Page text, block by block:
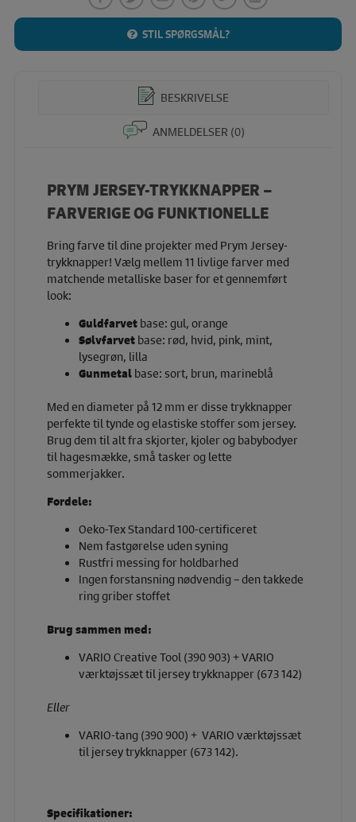
STIL SPØRGSMÅL?
BESKRIVELSE
ANMELDELSER (0)
PRYM JERSEY-TRYKKNAPPER –
FARVERIGE OG FUNKTIONELLE
Bring farve til dine projekter med Prym Jersey-
trykknapper! Vælg mellem 11 livlige farver med
matchende metalliske baser for et gennemført
look:
Guldfarvetbase: gul, orange
Sølvfarvetbase: rød, hvid, pink, mint,
lysegrøn, lilla
Gunmetalbase: sort, brun, marineblå
Med en diameter på 12 mm er disse trykknapper
perfekte til tynde og elastiske stoffer som jersey.
Brug dem til alt fra skjorter, kjoler og babybodyer
til hagesmække, små tasker og lette
sommerjakker.
Fordele:
Oeko-Tex Standard 100-certificeret
Nem fastgørelse uden syning
Rustfri messing for holdbarhed
Ingen forstansning nødvendig – den takkede
ring griber stoffet
Brug sammen med:
VARIO Creative Tool (390 903) + VARIO
værktøjssæt til jersey trykknapper (673 142)
Eller
VARIO-tang (390 900) + VARIO værktøjssæt
til jersey trykknapper (673 142).
Specifikationer: